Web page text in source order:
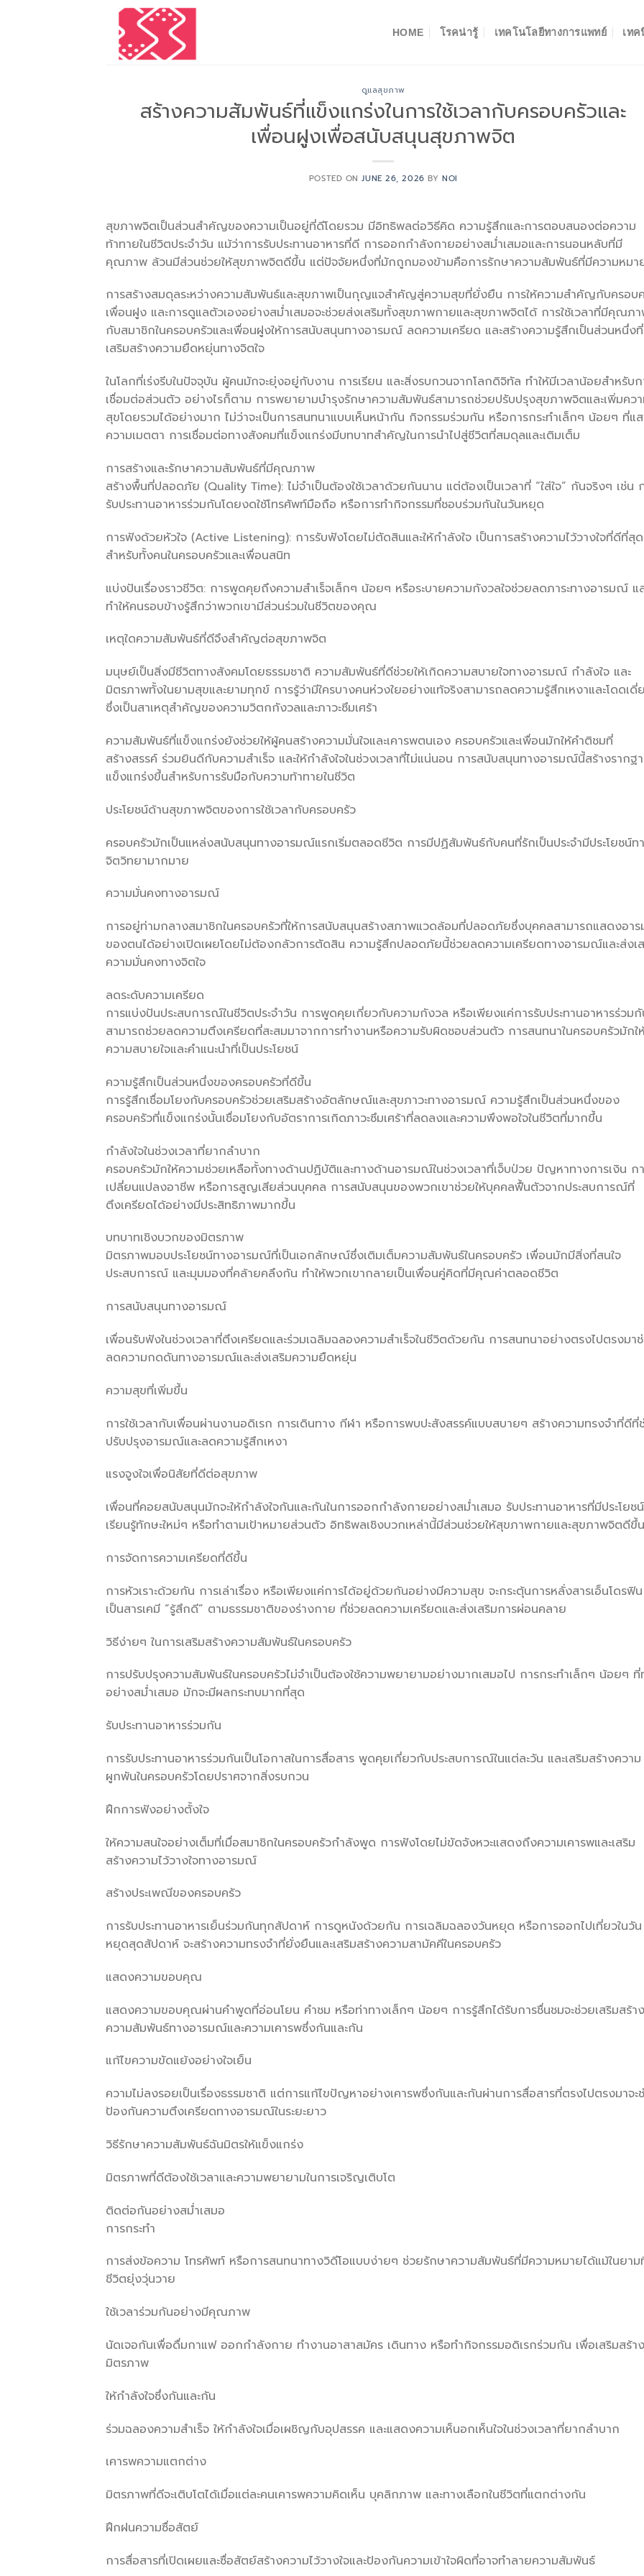
HOME โรคน่ารู้ เทคโนโลยีทางการแพทย์ เท
ดูแลสุขภาพ
สร้างความสัมพันธ์ที่แข็งแกร่งในการใช้เวลากับครอบครัวและ
เพื่อนฝูงเพื่อสนับสนุนสุขภาพจิต
POSTED ONJUNE 26, 2026 BY NOI
สุขภาพจิตเป็นส่วนสำคัญของความเป็นอยู่ที่ดีโดยรวม มีอิทธิพลต่อวิธีคิด ความรู้สึกและการตอบสนองต่อความ
ท้าทายในชีวิตประจำวัน แม้ว่าการรับประทานอาหารที่ดี การออกกำลังกายอย่างสม่ำเสมอและการนอนหลับที่มี
คุณภาพ ล้วนมีส่วนช่วยให้สุขภาพจิตดีขึ้น แต่ปัจจัยหนึ่งที่มักถูกมองข้ามคือการรักษาความสัมพันธ์ที่มีความหมา
การสร้างสมดุลระหว่างความสัมพันธ์และสุขภาพเป็นกุญแจสำคัญสู่ความสุขที่ยั่งยืน การให้ความสำคัญกับครอบ
เพื่อนฝูง และการดูแลตัวเองอย่างสม่ำเสมอจะช่วยส่งเสริมทั้งสุขภาพกายและสุขภาพจิตได้ การใช้เวลาที่มีคุณภ
กับสมาชิกในครอบครัวและเพื่อนฝูงให้การสนับสนุนทางอารมณ์ ลดความเครียด และสร้างความรู้สึกเป็นส่วนหนึ่งที่
เสริมสร้างความยืดหยุ่นทางจิตใจ
ในโลกที่เร่งรีบในปัจจุบัน ผู้คนมักจะยุ่งอยู่กับงาน การเรียน และสิ่งรบกวนจากโลกดิจิทัล ทำให้มีเวลาน้อยสำหรับก
เชื่อมต่อส่วนตัว อย่างไรก็ตาม การพยายามบำรุงรักษาความสัมพันธ์สามารถช่วยปรับปรุงสุขภาพจิตและเพิ่มคว
สุขโดยรวมได้อย่างมาก ไม่ว่าจะเป็นการสนทนาแบบเห็นหน้ากัน กิจกรรมร่วมกัน หรือการกระทำเล็กๆ น้อยๆ ที่แ
ความเมตตา การเชื่อมต่อทางสังคมที่แข็งแกร่งมีบทบาทสำคัญในการนำไปสู่ชีวิตที่สมดุลและเติมเต็ม
การสร้างและรักษาความสัมพันธ์ที่มีคุณภาพ
สร้างพื้นที่ปลอดภัย (Quality Time): ไม่จำเป็นต้องใช้เวลาด้วยกันนาน แต่ต้องเป็นเวลาที่ “ใส่ใจ” กันจริงๆ เช่น
รับประทานอาหารร่วมกันโดยงดใช้โทรศัพท์มือถือ หรือการทำกิจกรรมที่ชอบร่วมกันในวันหยุด
การฟังด้วยหัวใจ (Active Listening): การรับฟังโดยไม่ตัดสินและให้กำลังใจ เป็นการสร้างความไว้วางใจที่ดีที่สุด
สำหรับทั้งคนในครอบครัวและเพื่อนสนิท
แบ่งปันเรื่องราวชีวิต: การพูดคุยถึงความสำเร็จเล็กๆ น้อยๆ หรือระบายความกังวลใจช่วยลดภาระทางอารมณ์ แ
ทำให้คนรอบข้างรู้สึกว่าพวกเขามีส่วนร่วมในชีวิตของคุณ
เหตุใดความสัมพันธ์ที่ดีจึงสำคัญต่อสุขภาพจิต
มนุษย์เป็นสิ่งมีชีวิตทางสังคมโดยธรรมชาติ ความสัมพันธ์ที่ดีช่วยให้เกิดความสบายใจทางอารมณ์ กำลังใจ และ
มิตรภาพทั้งในยามสุขและยามทุกข์ การรู้ว่ามีใครบางคนห่วงใยอย่างแท้จริงสามารถลดความรู้สึกเหงาและโดดเดี่
ซึ่งเป็นสาเหตุสำคัญของความวิตกกังวลและภาวะซึมเศร้า
ความสัมพันธ์ที่แข็งแกร่งยังช่วยให้ผู้คนสร้างความมั่นใจและเคารพตนเอง ครอบครัวและเพื่อนมักให้คำติชมที่
สร้างสรรค์ ร่วมยินดีกับความสำเร็จ และให้กำลังใจในช่วงเวลาที่ไม่แน่นอน การสนับสนุนทางอารมณ์นี้สร้างรากฐ
แข็งแกร่งขึ้นสำหรับการรับมือกับความท้าทายในชีวิต
ประโยชน์ด้านสุขภาพจิตของการใช้เวลากับครอบครัว
ครอบครัวมักเป็นแหล่งสนับสนุนทางอารมณ์แรกเริ่มตลอดชีวิต การมีปฏิสัมพันธ์กับคนที่รักเป็นประจำมีประโยชน์ท
จิตวิทยามากมาย
ความมั่นคงทางอารมณ์
การอยู่ท่ามกลางสมาชิกในครอบครัวที่ให้การสนับสนุนสร้างสภาพแวดล้อมที่ปลอดภัยซึ่งบุคคลสามารถแสดงอา
ของตนได้อย่างเปิดเผยโดยไม่ต้องกลัวการตัดสิน ความรู้สึกปลอดภัยนี้ช่วยลดความเครียดทางอารมณ์และส่งเ
ความมั่นคงทางจิตใจ
ลดระดับความเครียด
การแบ่งปันประสบการณ์ในชีวิตประจำวัน การพูดคุยเกี่ยวกับความกังวล หรือเพียงแค่การรับประทานอาหารร่วม
สามารถช่วยลดความตึงเครียดที่สะสมมาจากการทำงานหรือความรับผิดชอบส่วนตัว การสนทนาในครอบครัวมักใ
ความสบายใจและคำแนะนำที่เป็นประโยชน์
ความรู้สึกเป็นส่วนหนึ่งของครอบครัวที่ดีขึ้น
การรู้สึกเชื่อมโยงกับครอบครัวช่วยเสริมสร้างอัตลักษณ์และสุขภาวะทางอารมณ์ ความรู้สึกเป็นส่วนหนึ่งของ
ครอบครัวที่แข็งแกร่งนั้นเชื่อมโยงกับอัตราการเกิดภาวะซึมเศร้าที่ลดลงและความพึงพอใจในชีวิตที่มากขึ้น
กำลังใจในช่วงเวลาที่ยากลำบาก
ครอบครัวมักให้ความช่วยเหลือทั้งทางด้านปฏิบัติและทางด้านอารมณ์ในช่วงเวลาที่เจ็บป่วย ปัญหาทางการเงิน ก
เปลี่ยนแปลงอาชีพ หรือการสูญเสียส่วนบุคคล การสนับสนุนของพวกเขาช่วยให้บุคคลฟื้นตัวจากประสบการณ์ที่
ตึงเครียดได้อย่างมีประสิทธิภาพมากขึ้น
บทบาทเชิงบวกของมิตรภาพ
มิตรภาพมอบประโยชน์ทางอารมณ์ที่เป็นเอกลักษณ์ซึ่งเติมเต็มความสัมพันธ์ในครอบครัว เพื่อนมักมีสิ่งที่สนใจ
ประสบการณ์ และมุมมองที่คล้ายคลึงกัน ทำให้พวกเขากลายเป็นเพื่อนคู่คิดที่มีคุณค่าตลอดชีวิต
การสนับสนุนทางอารมณ์
เพื่อนรับฟังในช่วงเวลาที่ตึงเครียดและร่วมเฉลิมฉลองความสำเร็จในชีวิตด้วยกัน การสนทนาอย่างตรงไปตรงมา
ลดความกดดันทางอารมณ์และส่งเสริมความยืดหยุ่น
ความสุขที่เพิ่มขึ้น
การใช้เวลากับเพื่อนผ่านงานอดิเรก การเดินทาง กีฬา หรือการพบปะสังสรรค์แบบสบายๆ สร้างความทรงจำที่ดีที่
ปรับปรุงอารมณ์และลดความรู้สึกเหงา
แรงจูงใจเพื่อนิสัยที่ดีต่อสุขภาพ
เพื่อนที่คอยสนับสนุนมักจะให้กำลังใจกันและกันในการออกกำลังกายอย่างสม่ำเสมอ รับประทานอาหารที่มีประโยชน์
เรียนรู้ทักษะใหม่ๆ หรือทำตามเป้าหมายส่วนตัว อิทธิพลเชิงบวกเหล่านี้มีส่วนช่วยให้สุขภาพกายและสุขภาพจิตดีขึ้น
การจัดการความเครียดที่ดีขึ้น
การหัวเราะด้วยกัน การเล่าเรื่อง หรือเพียงแค่การได้อยู่ด้วยกันอย่างมีความสุข จะกระตุ้นการหลั่งสารเอ็นโดรฟิ
เป็นสารเคมี “รู้สึกดี” ตามธรรมชาติของร่างกาย ที่ช่วยลดความเครียดและส่งเสริมการผ่อนคลาย
วิธีง่ายๆ ในการเสริมสร้างความสัมพันธ์ในครอบครัว
การปรับปรุงความสัมพันธ์ในครอบครัวไม่จำเป็นต้องใช้ความพยายามอย่างมากเสมอไป การกระทำเล็กๆ น้อยๆ ที่
อย่างสม่ำเสมอ มักจะมีผลกระทบมากที่สุด
รับประทานอาหารร่วมกัน
การรับประทานอาหารร่วมกันเป็นโอกาสในการสื่อสาร พูดคุยเกี่ยวกับประสบการณ์ในแต่ละวัน และเสริมสร้างความ
ผูกพันในครอบครัวโดยปราศจากสิ่งรบกวน
ฝึกการฟังอย่างตั้งใจ
ให้ความสนใจอย่างเต็มที่เมื่อสมาชิกในครอบครัวกำลังพูด การฟังโดยไม่ขัดจังหวะแสดงถึงความเคารพและเสริม
สร้างความไว้วางใจทางอารมณ์
สร้างประเพณีของครอบครัว
การรับประทานอาหารเย็นร่วมกันทุกสัปดาห์ การดูหนังด้วยกัน การเฉลิมฉลองวันหยุด หรือการออกไปเที่ยวในวัน
หยุดสุดสัปดาห์ จะสร้างความทรงจำที่ยั่งยืนและเสริมสร้างความสามัคคีในครอบครัว
แสดงความขอบคุณ
แสดงความขอบคุณผ่านคำพูดที่อ่อนโยน คำชม หรือท่าทางเล็กๆ น้อยๆ การรู้สึกได้รับการชื่นชมจะช่วยเสริมสร้าง
ความสัมพันธ์ทางอารมณ์และความเคารพซึ่งกันและกัน
แก้ไขความขัดแย้งอย่างใจเย็น
ความไม่ลงรอยเป็นเรื่องธรรมชาติ แต่การแก้ไขปัญหาอย่างเคารพซึ่งกันและกันผ่านการสื่อสารที่ตรงไปตรงมาจะ
ป้องกันความตึงเครียดทางอารมณ์ในระยะยาว
วิธีรักษาความสัมพันธ์ฉันมิตรให้แข็งแกร่ง
มิตรภาพที่ดีต้องใช้เวลาและความพยายามในการเจริญเติบโต
ติดต่อกันอย่างสม่ำเสมอ
การกระทำ
การส่งข้อความ โทรศัพท์ หรือการสนทนาทางวิดีโอแบบง่ายๆ ช่วยรักษาความสัมพันธ์ที่มีความหมายได้แม้ในยาม
ชีวิตยุ่งวุ่นวาย
ใช้เวลาร่วมกันอย่างมีคุณภาพ
นัดเจอกันเพื่อดื่มกาแฟ ออกกำลังกาย ทำงานอาสาสมัคร เดินทาง หรือทำกิจกรรมอดิเรกร่วมกัน เพื่อเสริมสร้าง
มิตรภาพ
ให้กำลังใจซึ่งกันและกัน
ร่วมฉลองความสำเร็จ ให้กำลังใจเมื่อเผชิญกับอุปสรรค และแสดงความเห็นอกเห็นใจในช่วงเวลาที่ยากลำบาก
เคารพความแตกต่าง
มิตรภาพที่ดีจะเติบโตได้เมื่อแต่ละคนเคารพความคิดเห็น บุคลิกภาพ และทางเลือกในชีวิตที่แตกต่างกัน
ฝึกฝนความซื่อสัตย์
การสื่อสารที่เปิดเผยและซื่อสัตย์สร้างความไว้วางใจและป้องกันความเข้าใจผิดที่อาจทำลายความสัมพันธ์